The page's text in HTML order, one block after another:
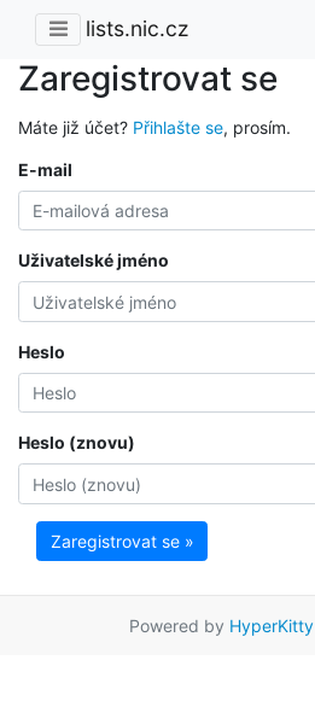
lists.nic.cz
Zaregistrovat se
Máte již účet? Přihlašte se, prosím.
E-mail
Uživatelské jméno
Heslo
Heslo (znovu)
Zaregistrovat se »
Powered by HyperKitty